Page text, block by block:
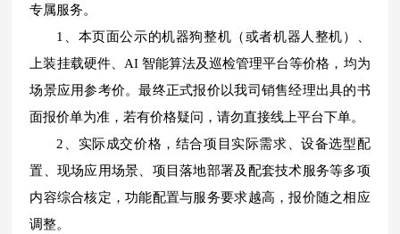
专属服务。
1、本页面公示的机器狗整机（或者机器人整机）、
上装挂载硬件、AI 智能算法及巡检管理平台等价格，均为
场景应用参考价。最终正式报价以我司销售经理出具的书
面报价单为准，若有价格疑问，请勿直接线上平台下单。
2、实际成交价格，结合项目实际需求、设备选型配
置、现场应用场景、项目落地部署及配套技术服务等多项
内容综合核定，功能配置与服务要求越高，报价随之相应
调整。